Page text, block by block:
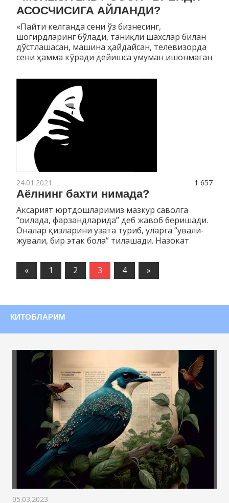
АСОСЧИСИГА АЙЛАНДИ?
«Пайти келганда сени ўз бизнесинг,
шогирдларинг бўлади, таниқли шахслар билан
дўстлашасан, машина ҳайдайсан, телевизорда
сени ҳамма кўради дейишса умуман ишонмаган
1 657
24.01.2021
Аёлнинг бахти нимада?
Аксарият юртдошларимиз мазкур саволга
“оилада, фарзандларида” деб жавоб беришади.
Оналар қизларини узата туриб, уларга “ували-
жували, бир этак бола” тилашади. Назокат
« Предыдущие
записи
1 2 3 4
Следующие
записи
»
КИТОБЛАРИМ
05.03.2023